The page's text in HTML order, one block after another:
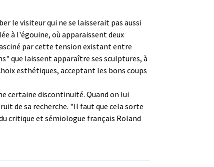
le visiteur qui ne se laisserait pas aussi
à l'égouine, où apparaissent deux
par cette tension existant entre
que laissent apparaître ses sculptures, à
esthétiques, acceptant les bons coups
certaine discontinuité. Quand on lui
de sa recherche. "Il faut que cela sorte
critique et sémiologue français Roland